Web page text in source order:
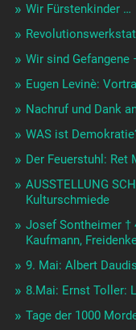
Wir Fürstenkinder …
Wir sind Gefangene
Eugen Levinè:
Nachruf und Dank
WAS ist
Der Feuerstuhl: Ret
AUSSTELLUNG
Kulturschmiede
Josef Sontheimer †
Kaufmann,
9. Mai: Albert
8.Mai: Ernst Toller:
Tage der 1000